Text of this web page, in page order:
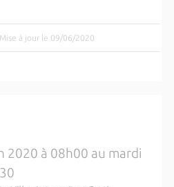
Mise à jour le 09/06/2020
2020 à 08h00 au mardi